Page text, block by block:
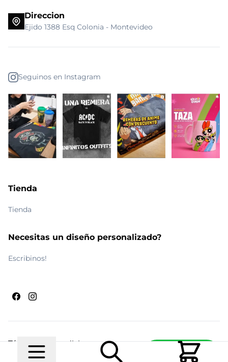
Escribinos
Direccion
Ejido 1388 Esq Colonia - Montevideo
Seguinos en Instagram
Tienda
Tienda
Necesitas un diseño personalizado?
Escribinos!
© 2026 Maldito RamónRealizado por Ecwid de
Términos y condiciones